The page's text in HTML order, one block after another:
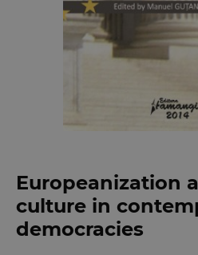
Europeanization
culture in
democracies